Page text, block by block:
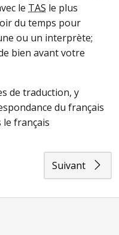
le TAS le plus
du temps pour
ou un interprète;
bien avant votre
de traduction, y
du français
le français
Suivant